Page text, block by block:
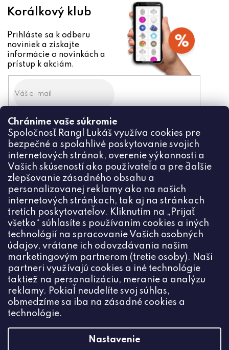
Chránime vaše súkromie
Spoločnosť Rangl Lukáš využíva cookies pre
bezpečné a spoľahlivé poskytovanie svojich
internetových stránok, overenie výkonnosti a
Vašich skúseností ako používateľa a pre ďalšie
zlepšovanie zásadného obsahu a
personalizovanej reklamy ako na našich
internetových stránkach, tak aj na stránkach
tretích poskytovateľov. Kliknutím na „Prijať
všetko“ súhlasíte s používaním cookies a iných
technológií na spracovanie Vašich osobných
údajov, vrátane ich odovzdávania našim
marketingovým partnerom (tretie osoby). Naši
partneri využívajú cookies a iné technológie
taktiež na personalizáciu, meranie a analýzu
reklamy. Pokiaľ neudelíte svoj súhlas,
obmedzíme sa iba na zásadné cookies a
technológie.
Nastavenie
Korálkový klub
Prihláste sa k odberu
noviniek a získajte
informácie o novinkách a
prístup k akciám.
Odoslaním súhlasíte zo
spracovaním osobných údajov
PRIHLÁSIŤ
Kontakt
info @ceske-koralky.sk
+420774444191